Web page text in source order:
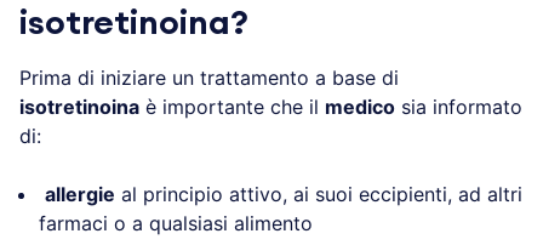
isotretinoina?
Prima di iniziare un trattamento a base di
isotretinoina è importante che il medico sia informato
di:
allergie al principio attivo, ai suoi eccipienti, ad altri
farmaci o a qualsiasi alimento